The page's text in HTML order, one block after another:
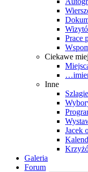
Prace
Ciekawe
Inne
Jacek
Galeria
Forum